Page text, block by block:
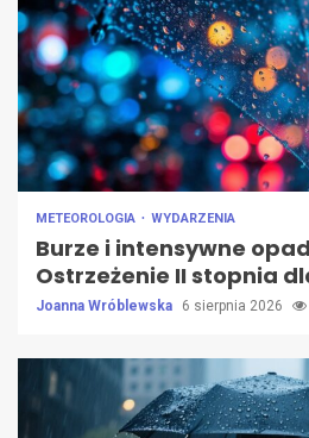
METEOROLOGIA WYDARZENIA
Burze i intensywne
Ostrzeżenie II stopnia
Joanna Wróblewska 6 sierpnia 2026